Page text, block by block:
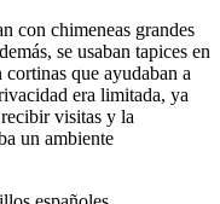
con chimeneas grandes
se usaban tapices en
que ayudaban a
era limitada, ya
visitas y la
un ambiente